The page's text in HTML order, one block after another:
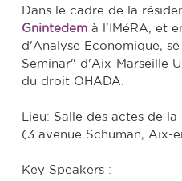
Dans le cadre de la
Gnintedemà l'IMéRA, et
d'Analyse Economique,
Seminar" d'Aix-Marseille
du droit OHADA.
Lieu: Salle des actes de
(3 avenue Schuman, Aix-
Key Speakers :